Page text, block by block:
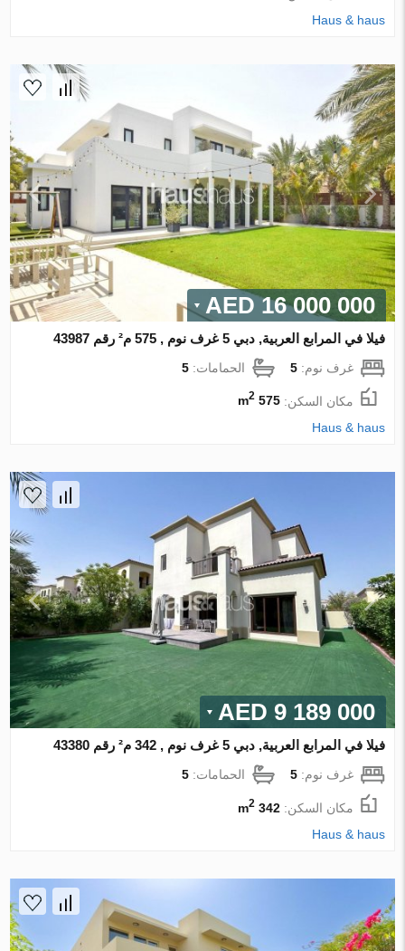
Haus & haus
16 000 000 AED
فيلا في المرابع العربية, دبي 5 غرف نوم , 575 م² رقم 43987
غرف نوم:5 الحمامات:5
مكان السكن:575 m
2
Haus & haus
9 189 000 AED
فيلا في المرابع العربية, دبي 5 غرف نوم , 342 م² رقم 43380
غرف نوم:5 الحمامات:5
مكان السكن:342 m
2
Haus & haus